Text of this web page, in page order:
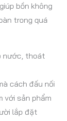
bồn không
trong quá
nước, thoát
cách đấu nối
với sản phẩm
lắp đặt